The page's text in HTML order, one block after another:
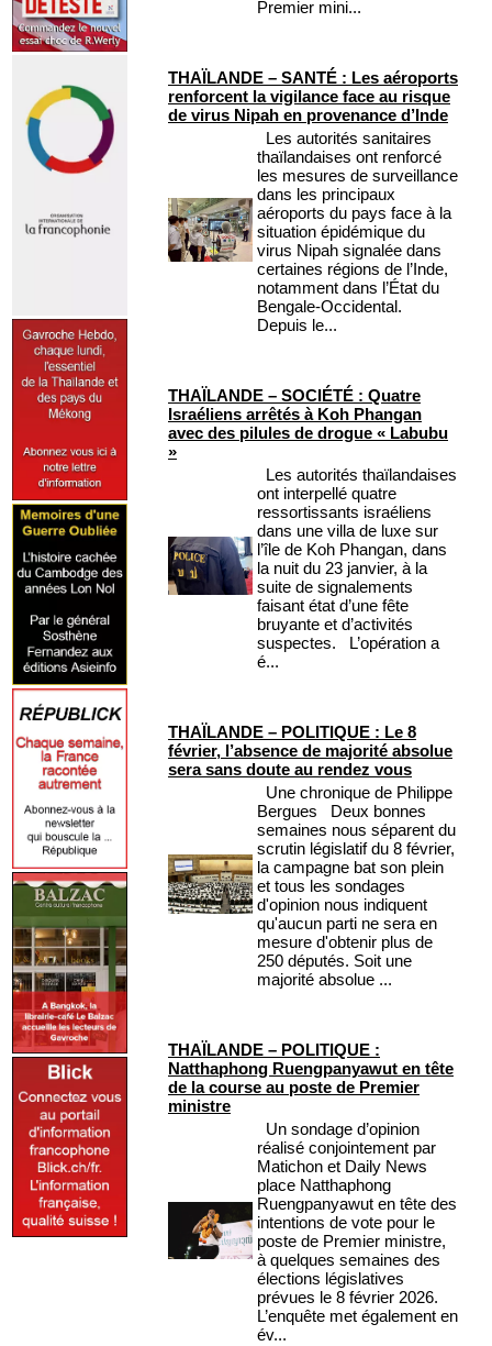
Premier mini...
THAÏLANDE – SANTÉ : Les aéroports
renforcent la vigilance face au risque
de virus Nipah en provenance d’Inde
Les autorités sanitaires
thaïlandaises ont renforcé
les mesures de surveillance
dans les principaux
aéroports du pays face à la
situation épidémique du
virus Nipah signalée dans
certaines régions de l’Inde,
notamment dans l’État du
Bengale-Occidental.
Depuis le...
THAÏLANDE – SOCIÉTÉ : Quatre
Israéliens arrêtés à Koh Phangan
avec des pilules de drogue « Labubu
»
Les autorités thaïlandaises
ont interpellé quatre
ressortissants israéliens
dans une villa de luxe sur
l’île de Koh Phangan, dans
la nuit du 23 janvier, à la
suite de signalements
faisant état d’une fête
bruyante et d’activités
suspectes. L’opération a
é...
THAÏLANDE – POLITIQUE : Le 8
février, l’absence de majorité absolue
sera sans doute au rendez vous
Une chronique de Philippe
Bergues Deux bonnes
semaines nous séparent du
scrutin législatif du 8 février,
la campagne bat son plein
et tous les sondages
d'opinion nous indiquent
qu'aucun parti ne sera en
mesure d'obtenir plus de
250 députés. Soit une
majorité absolue ...
THAÏLANDE – POLITIQUE :
Natthaphong Ruengpanyawut en tête
de la course au poste de Premier
ministre
Un sondage d’opinion
réalisé conjointement par
Matichon et Daily News
place Natthaphong
Ruengpanyawut en tête des
intentions de vote pour le
poste de Premier ministre,
à quelques semaines des
élections législatives
prévues le 8 février 2026.
L’enquête met également en
év...